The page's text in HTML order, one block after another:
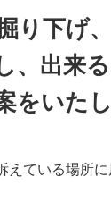
り下げ
、出来
をいたし
えている場所